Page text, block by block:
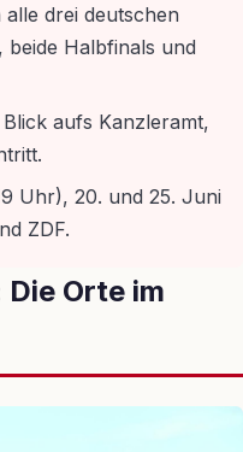
drei deutschen
beide Halbfinals und
aufs Kanzleramt,
Uhr), 20. und 25. Juni
ZDF.
Orte im